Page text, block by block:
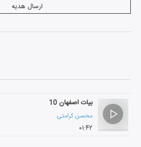
ارسال هدیه
بیات اصفهان 10
محسن کرامتی
۰۱:۴۲